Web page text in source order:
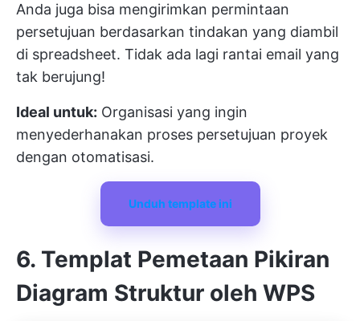
Anda juga bisa mengirimkan permintaan
persetujuan berdasarkan tindakan yang diambil
di spreadsheet. Tidak ada lagi rantai email yang
tak berujung!
Ideal untuk: Organisasi yang ingin
menyederhanakan proses persetujuan proyek
dengan otomatisasi.
Unduh template ini
6. Templat Pemetaan Pikiran
Diagram Struktur oleh WPS